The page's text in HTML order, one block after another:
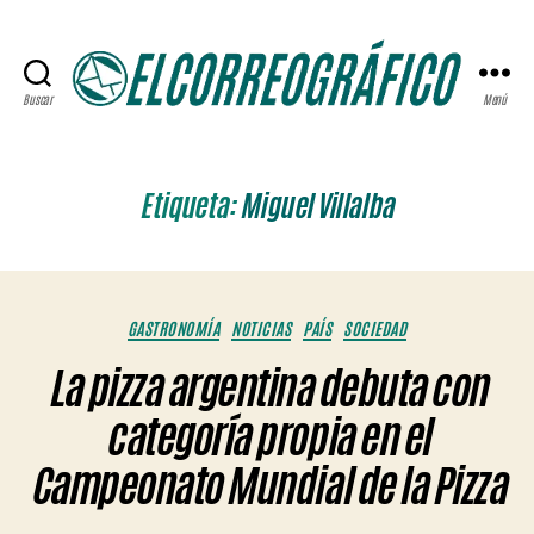
Buscar Menú
Etiqueta:Miguel Villalba
Categorías
GASTRONOMÍA NOTICIAS PAÍS SOCIEDAD
La pizza argentina debuta con
categoría propia en el
Campeonato Mundial de la Pizza